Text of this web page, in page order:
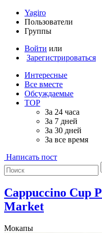
Yagiro
Пользователи
Группы
Войти или
Зарегистрироваться
Интересные
Все вместе
Обсуждаемые
TOP
За 24 часа
За 7 дней
За 30 дней
За все время
Написать пост
Cappuccino Cup
Market
Мокапы